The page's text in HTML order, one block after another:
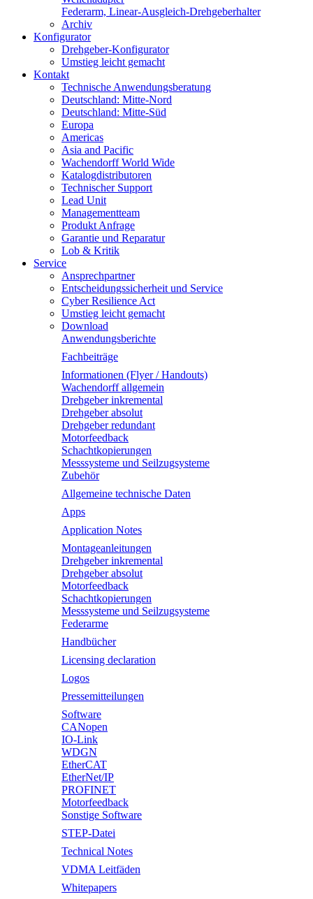
Federarm, Linear-Ausgleich-Drehgeberhalter
Archiv
Konfigurator
Drehgeber-Konfigurator
Umstieg leicht gemacht
Kontakt
Technische Anwendungsberatung
Deutschland: Mitte-Nord
Deutschland: Mitte-Süd
Europa
Americas
Asia and Pacific
Wachendorff World Wide
Katalogdistributoren
Technischer Support
Lead Unit
Managementteam
Produkt Anfrage
Garantie und Reparatur
Lob & Kritik
Service
Ansprechpartner
Entscheidungssicherheit und Service
Cyber Resilience Act
Umstieg leicht gemacht
Download
Anwendungsberichte
Fachbeiträge
Informationen (Flyer / Handouts)
Wachendorff allgemein
Drehgeber inkremental
Drehgeber absolut
Drehgeber redundant
Motorfeedback
Schachtkopierungen
Messsysteme und Seilzugsysteme
Zubehör
Allgemeine technische Daten
Apps
Application Notes
Montageanleitungen
Drehgeber inkremental
Drehgeber absolut
Motorfeedback
Schachtkopierungen
Messsysteme und Seilzugsysteme
Federarme
Handbücher
Licensing declaration
Logos
Pressemitteilungen
Software
CANopen
IO-Link
WDGN
EtherCAT
EtherNet/IP
PROFINET
Motorfeedback
Sonstige Software
STEP-Datei
Technical Notes
VDMA Leitfäden
Whitepapers